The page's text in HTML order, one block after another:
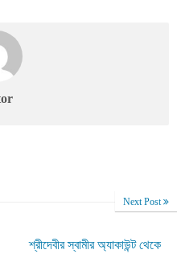
Next Post
শ্রীদেবীর স্বামীর অ্যাকাউন্ট থেকে